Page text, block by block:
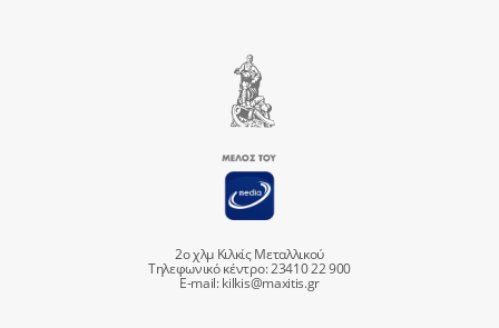
2ο χλμ Κιλκίς Μεταλλικού
Τηλεφωνικό κέντρο: 23410 22 900
E-mail:kilkis@maxitis.gr